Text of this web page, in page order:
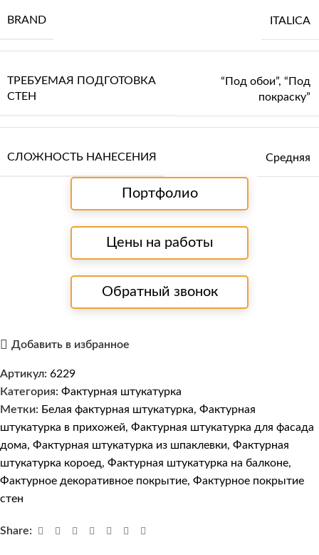
BRAND ITALICA
ТРЕБУЕМАЯ ПОДГОТОВКА
СТЕН
“Под обои”, “Под
покраску”
СЛОЖНОСТЬ НАНЕСЕНИЯ Средняя
Портфолио
Цены на работы
Обратный звонок
Добавить в избранное
Артикул: 6229
Категория: Фактурная штукатурка
Метки: Белая фактурная штукатурка, Фактурная
штукатурка в прихожей, Фактурная штукатурка для фасада
дома, Фактурная штукатурка из шпаклевки, Фактурная
штукатурка короед, Фактурная штукатурка на балконе,
Фактурное декоративное покрытие, Фактурное покрытие
стен
Share: